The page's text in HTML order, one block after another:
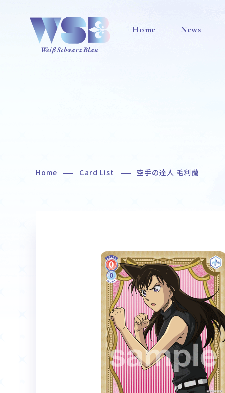
Home News
Event
イベント
Home Card List 空手の達人 毛利蘭